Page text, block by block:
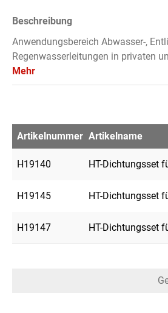
Beschreibung
Anwendungsbereich Abwasser-,
Regenwasserleitungen in privaten
Mehr
Artikelnummer Artikelname
H19140 HT-Dichtungsset
H19145 HT-Dichtungsset
H19147 HT-Dichtungsset